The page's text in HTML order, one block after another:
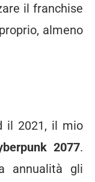
il franchise
almeno
il 2021, il mio
2077.
annualità gli